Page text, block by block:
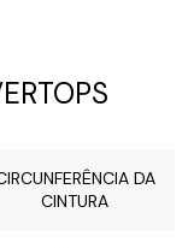
DA
CINTURA